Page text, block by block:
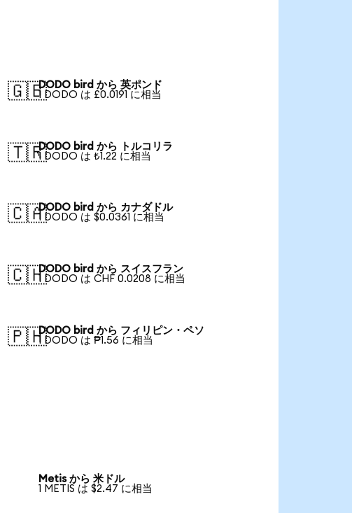
🇬🇧DODO bird から 英ポンド
1 DODO は £0.0191 に相当
🇹🇷DODO bird から トルコリラ
1 DODO は ₺1.22 に相当
🇨🇦DODO bird から カナダドル
1 DODO は $0.0361 に相当
🇨🇭DODO bird から スイスフラン
1 DODO は CHF 0.0208 に相当
🇵🇭DODO bird から フィリピン・ペソ
1 DODO は ₱1.56 に相当
Metis から 米ドル
1 METIS は $2.47 に相当